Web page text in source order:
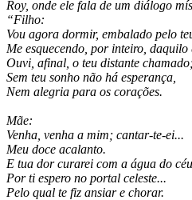
Roy, onde ele fala de um diálogo
“Filho:
Vou agora dormir, embalado pelo
Me esquecendo, por inteiro, daquilo
Ouvi, afinal, o teu distante
Sem teu sonho não há esperança,
Nem alegria para os corações.
Mãe:
Venha, venha a mim; cantar-te-ei...
Meu doce acalanto.
E tua dor curarei com a água do
Por ti espero no portal celeste...
Pelo qual te fiz ansiar e chorar.